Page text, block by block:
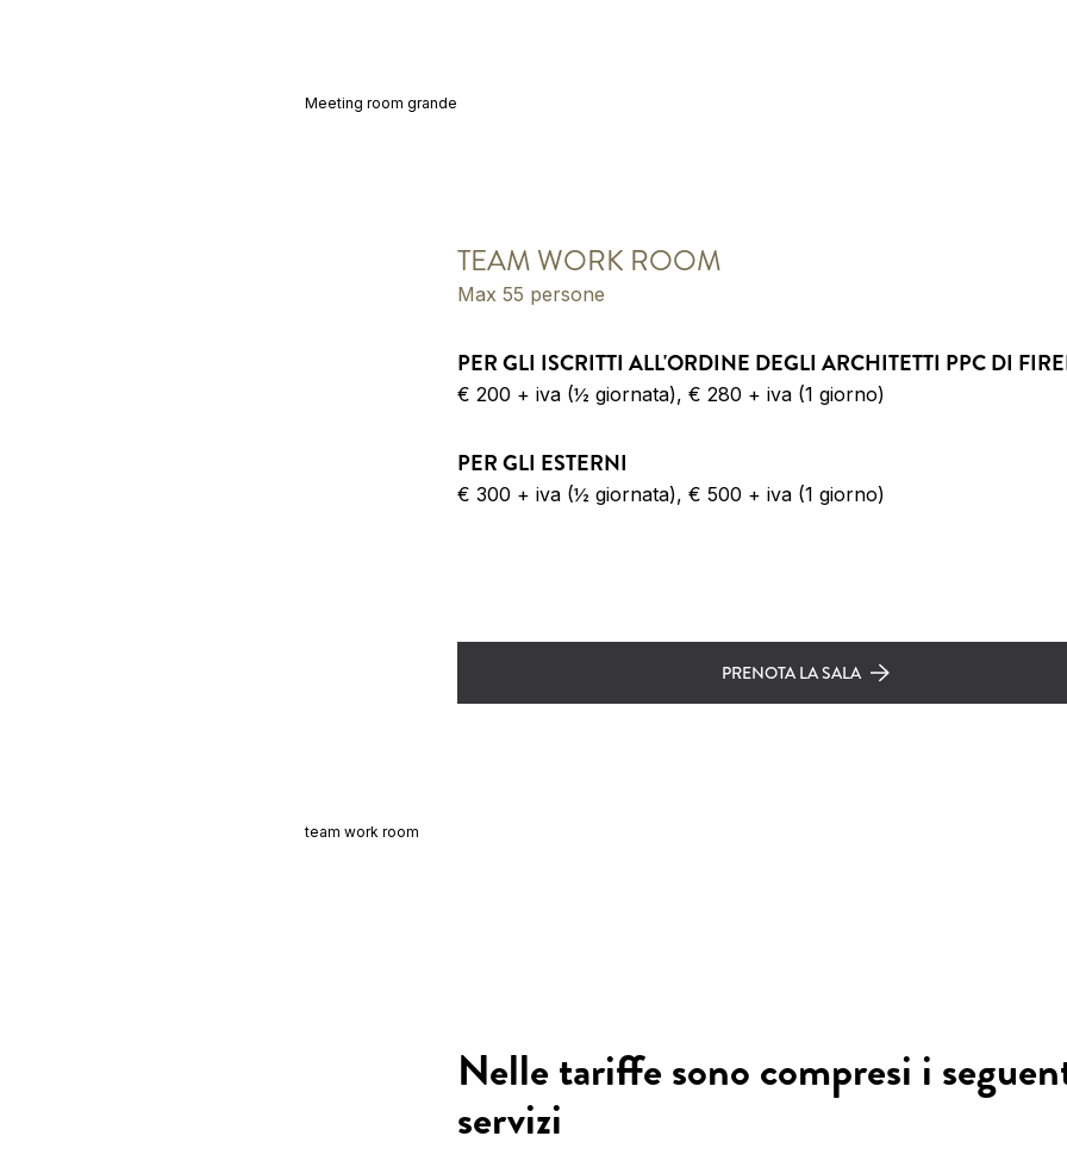
Meeting room grande
TEAM WORK ROOM
Max 55 persone
PER GLI ISCRITTI ALL'ORDINE DEGLI ARCHITETTI PPC DI
€ 200 + iva (½ giornata), € 280 + iva (1 giorno)
PER GLI ESTERNI
€ 300 + iva (½ giornata), € 500 + iva (1 giorno)
PRENOTA LA SALA
team work room
Nelle tariffe sono compresi i
servizi